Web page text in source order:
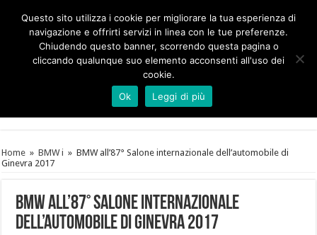
Home » BMW i » BMW all’87° Salone internazionale dell’automobile di
Ginevra 2017
BMW all’87° Salone internazionale
dell’automobile di Ginevra 2017
Questo sito utilizza i cookie per migliorare la tua esperienza di
navigazione e offrirti servizi in linea con le tue preferenze.
Chiudendo questo banner, scorrendo questa pagina o
cliccando qualunque suo elemento acconsenti all'uso dei
cookie.
Ok
Leggi di più